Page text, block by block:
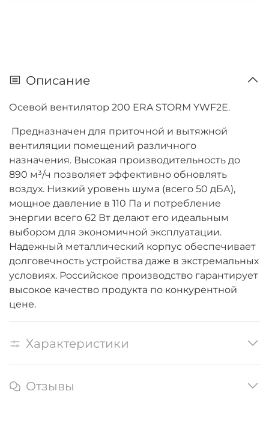
Описание
Осевой вентилятор 200 ERA STORM YWF2E.
Предназначен для приточной и вытяжной
вентиляции помещений различного
назначения. Высокая производительность до
890 м³/ч позволяет эффективно обновлять
воздух. Низкий уровень шума (всего 50 дБА),
мощное давление в 110 Па и потребление
энергии всего 62 Вт делают его идеальным
выбором для экономичной эксплуатации.
Надежный металлический корпус обеспечивает
долговечность устройства даже в экстремальных
условиях. Российское производство гарантирует
высокое качество продукта по конкурентной
цене.
Характеристики
Отзывы